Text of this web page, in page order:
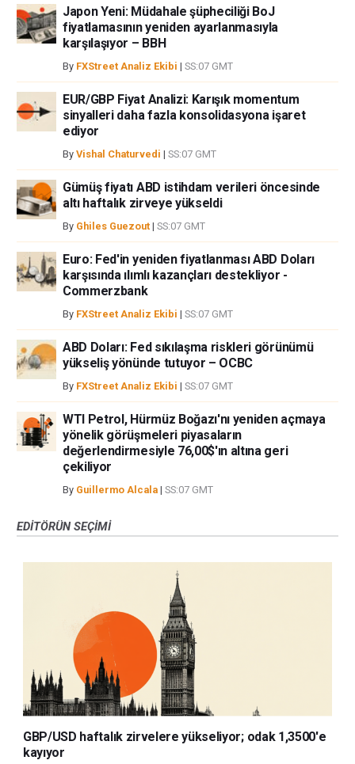
Japon Yeni: Müdahale şüpheciliği BoJ
fiyatlamasının yeniden ayarlanmasıyla
karşılaşıyor – BBH
By FXStreet Analiz Ekibi | SS:07 GMT
EUR/GBP Fiyat Analizi: Karışık momentum
sinyalleri daha fazla konsolidasyona işaret
ediyor
By Vishal Chaturvedi | SS:07 GMT
Gümüş fiyatı ABD istihdam verileri öncesinde
altı haftalık zirveye yükseldi
By Ghiles Guezout | SS:07 GMT
Euro: Fed'in yeniden fiyatlanması ABD Doları
karşısında ılımlı kazançları destekliyor -
Commerzbank
By FXStreet Analiz Ekibi | SS:07 GMT
ABD Doları: Fed sıkılaşma riskleri görünümü
yükseliş yönünde tutuyor – OCBC
By FXStreet Analiz Ekibi | SS:07 GMT
WTI Petrol, Hürmüz Boğazı'nı yeniden açmaya
yönelik görüşmeleri piyasaların
değerlendirmesiyle 76,00$'ın altına geri
çekiliyor
By Guillermo Alcala | SS:07 GMT
EDITÖRÜN SEÇIMI
GBP/USD haftalık zirvelere yükseliyor; odak 1,3500'e
kayıyor